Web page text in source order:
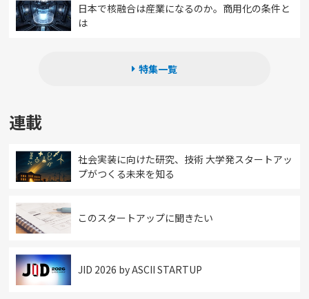
日本で核融合は産業になるのか。商用化の条件と
は
特集一覧
連載
社会実装に向けた研究、技術 大学発スタートアッ
プがつくる未来を知る
このスタートアップに聞きたい
JID 2026 by ASCII STARTUP